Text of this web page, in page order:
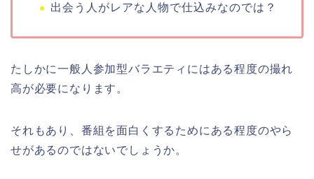
出会う人がレアな人物で仕込みなのでは？
たしかに一般人参加型バラエティにはある程度の撮れ
高が必要になります。
それもあり、番組を面白くするためにある程度のやら
せがあるのではないでしょうか。